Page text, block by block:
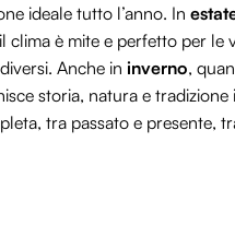
ideale tutto l’anno. In
il clima è mite e perfetto per le
Anche in inverno,
storia, natura e
tra passato e presente,